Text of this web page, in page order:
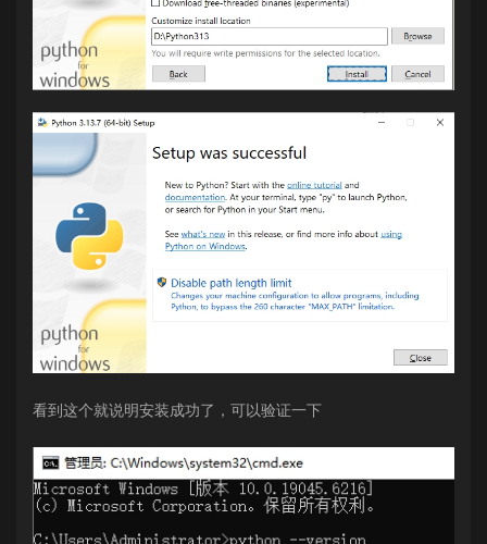
看到这个就说明安装成功了，可以验证一下